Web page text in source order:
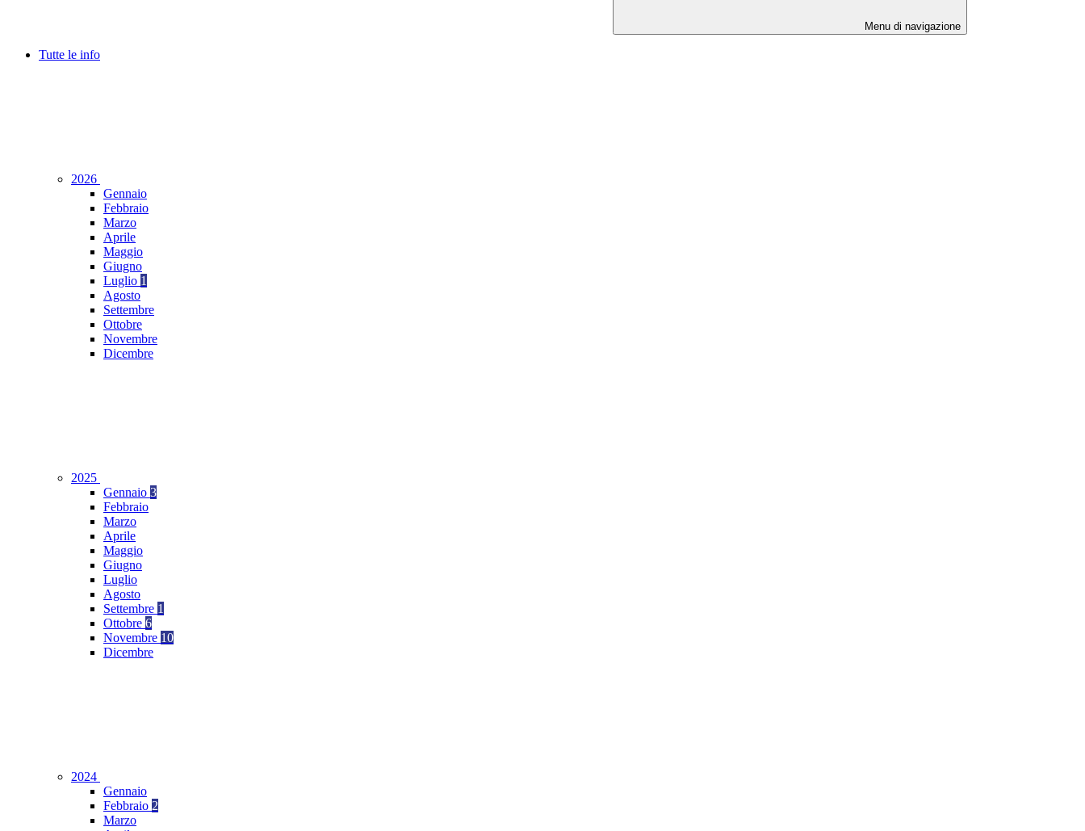
Menu di navigazione
Tutte le info
2026
Gennaio
Febbraio
Marzo
Aprile
Maggio
Giugno
Luglio 1
Agosto
Settembre
Ottobre
Novembre
Dicembre
2025
Gennaio 3
Febbraio
Marzo
Aprile
Maggio
Giugno
Luglio
Agosto
Settembre 1
Ottobre 6
Novembre 10
Dicembre
2024
Gennaio
Febbraio 2
Marzo